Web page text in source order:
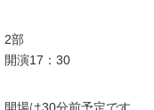
2部
開演17：30